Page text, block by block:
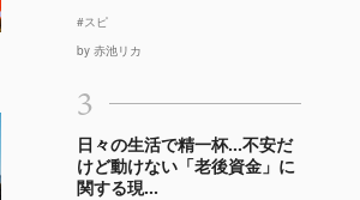
#スピ
by 赤池リカ
3
日々の生活で精一杯…不安だ
けど動けない「老後資金」に
関する現...